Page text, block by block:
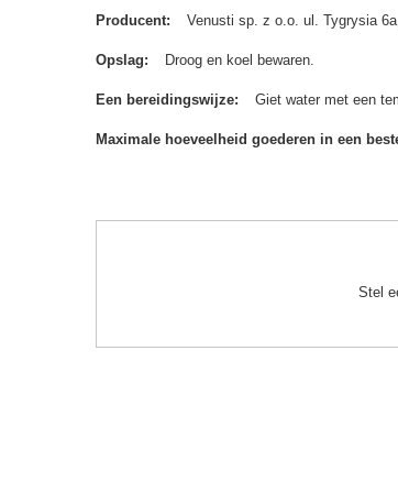
Producent Venusti sp. z o.o. ul. Tygrysia
Opslag Droog en koel bewaren.
Een bereidingswijze Giet water met een
Maximale hoeveelheid goederen in een
Stel